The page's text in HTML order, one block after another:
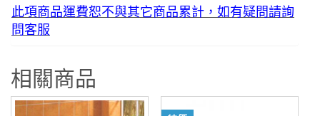
此項商品運費恕不與其它商品累計，如有疑問請詢
問客服
相關商品